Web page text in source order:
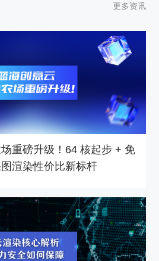
更多资讯
重磅升级！64 核起步 + 免
渲染性价比新标杆